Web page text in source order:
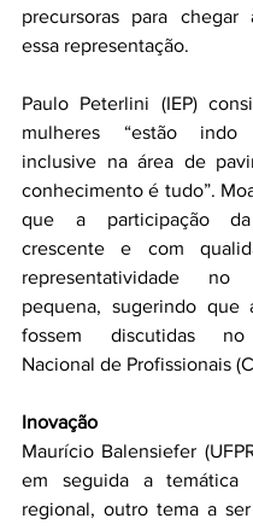
precursoras para chegar
essa representação.
Paulo Peterlini (IEP)
mulheres “estão
inclusive na área de
conhecimento é tudo”.
que a participação
crescente e com
representatividade
pequena, sugerindo que
fossem discutidas no
Nacional de Profissionais
Inovação
Maurício Balensiefer
em seguida a temática
regional, outro tema a